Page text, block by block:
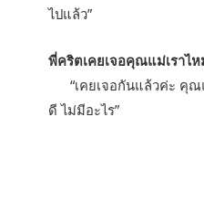
ไปแล้ว”
พี่คริตเคยเจอคุณแม่เราไห
“เคยเจอกันแล้วค่ะ คุ
ดี ไม่มีอะไร”